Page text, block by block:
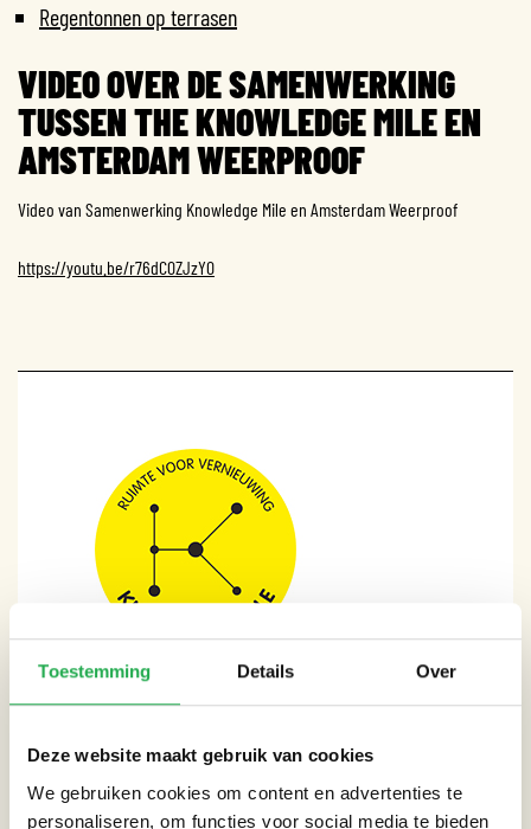
Toestemming Details Over
Deze website maakt gebruik van cookies
We gebruiken cookies om content en advertenties te
personaliseren, om functies voor social media te bieden
Regentonnen op terrasen
VIDEO OVER DE SAMENWERKING
TUSSEN THE KNOWLEDGE MILE EN
AMSTERDAM WEERPROOF
Video van Samenwerking Knowledge Mile en Amsterdam Weerproof
https://youtu.be/r76dC0ZJzY0
CATEGORIEËN